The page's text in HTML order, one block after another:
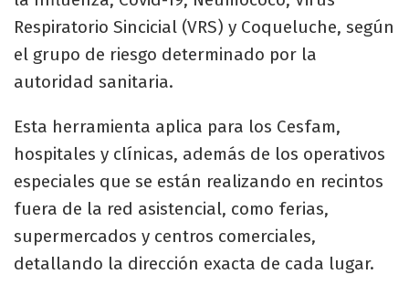
Respiratorio Sincicial (VRS) y Coqueluche, según
el grupo de riesgo determinado por la
autoridad sanitaria.
Esta herramienta aplica para los Cesfam,
hospitales y clínicas, además de los operativos
especiales que se están realizando en recintos
fuera de la red asistencial, como ferias,
supermercados y centros comerciales,
detallando la dirección exacta de cada lugar.